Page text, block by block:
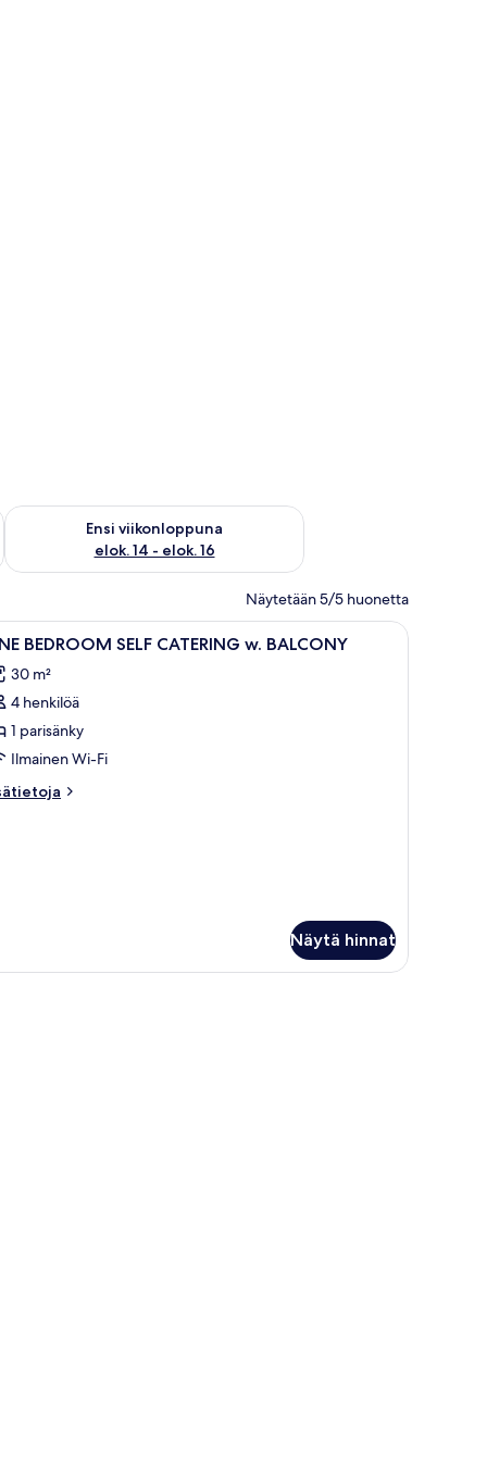
7 - elok. 9
Ensi viikonloppuna
elok. 14 - elok. 16
Tarkista ensi viikonlopun saatavuus elok. 14 - elok. 16
Näytetään 5/5 huonetta
puupanelointi, peili ja seinään kiinnitetty valaisin.
Ylelliset vuodevaatteet, minibaari, ilmainen
20 BEDROOM SELF CATERING w. BALCONY
30 m²
4 henkilöä
1 parisänky
Ilmainen Wi-Fi
Näytä hinnat